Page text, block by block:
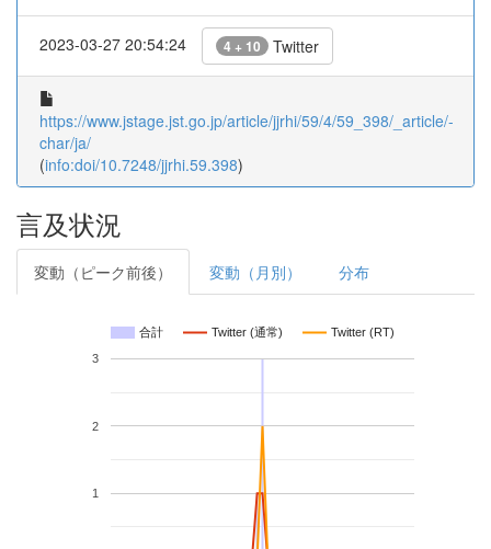
2023-03-27 20:54:24 4 + 10 Twitter
https://www.jstage.jst.go.jp/article/jjrhi/59/4/59_398/_article/-
char/ja/
(info:doi/10.7248/jjrhi.59.398)
言及状況
変動（ピーク前後） 変動（月別） 分布
合計 Twitter (通常) Twitter (RT)
1
2
3